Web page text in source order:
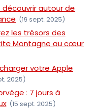
autour de
(19 sept. 2025)
les trésors des
Montagne au cœur
votre Apple
2025)
: 7 jours à
(15 sept. 2025)